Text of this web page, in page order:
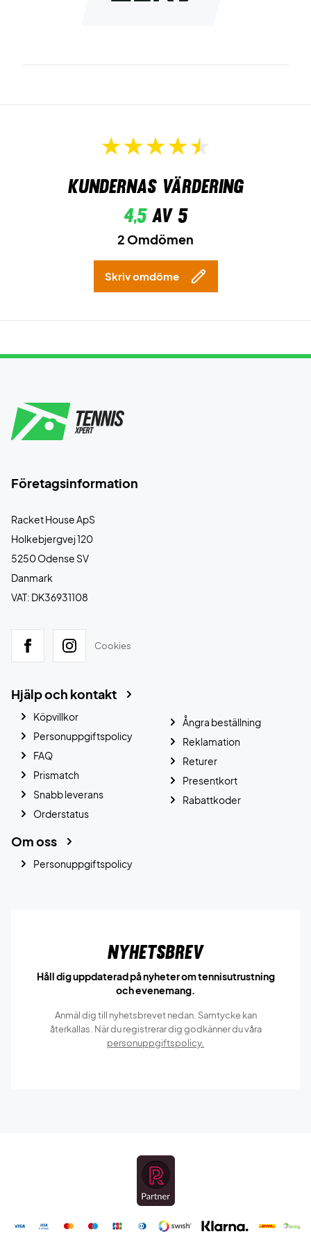
Kundernas värdering
4,5av 5
2 Omdömen
Skriv omdöme
Företagsinformation
Racket House ApS
Holkebjergvej 120
5250 Odense SV
Danmark
VAT: DK36931108
Cookies
Hjälp och kontakt
Köpvillkor
Personuppgiftspolicy
FAQ
Prismatch
Snabb leverans
Orderstatus
Ångra beställning
Reklamation
Returer
Presentkort
Rabattkoder
Om oss
Personuppgiftspolicy
Nyhetsbrev
Håll dig uppdaterad på nyheter om tennisutrustning
och evenemang.
Anmäl dig till nyhetsbrevet nedan. Samtycke kan
återkallas. När du registrerar dig godkänner du våra
personuppgiftspolicy.